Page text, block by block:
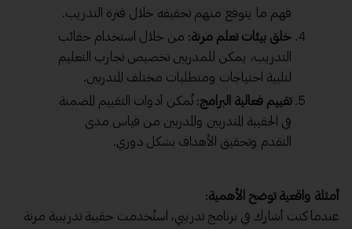
فهم ما يتوقع منهم تحقيقه خلال فترة التدريب.
خلق بيئات تعلم مرنة: من خلال استخدام حقائب
التدريب، يمكن للمدربين تخصيص تجارب التعليم
لتلبية احتياجات ومتطلبات مختلف المتدربين.
تقييم فعالية البرامج: تُمكن أدوات التقييم المضمنة
في الحقيبة المتدربين والمدربين من قياس مدى
التقدم وتحقيق الأهداف بشكل دوري.
أمثلة واقعية توضح الأهمية:
عندما كنت أشارك في برنامج تدريبي، استُخدمت حقيبة تدريبية مرنة